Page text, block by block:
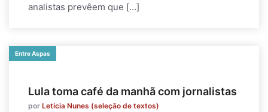
analistas prevêem que […]
Entre Aspas
Lula toma café da manhã com jornalistas
por Leticia Nunes (seleção de textos)